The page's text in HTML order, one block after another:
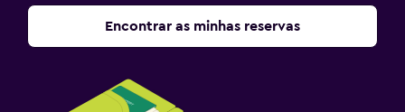
Encontrar as minhas reservas